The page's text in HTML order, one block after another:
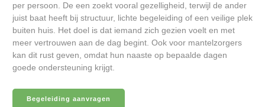
per persoon. De een zoekt vooral gezelligheid, terwijl de ander
juist baat heeft bij structuur, lichte begeleiding of een veilige plek
buiten huis. Het doel is dat iemand zich gezien voelt en met
meer vertrouwen aan de dag begint. Ook voor mantelzorgers
kan dit rust geven, omdat hun naaste op bepaalde dagen
goede ondersteuning krijgt.
Begeleiding aanvragen